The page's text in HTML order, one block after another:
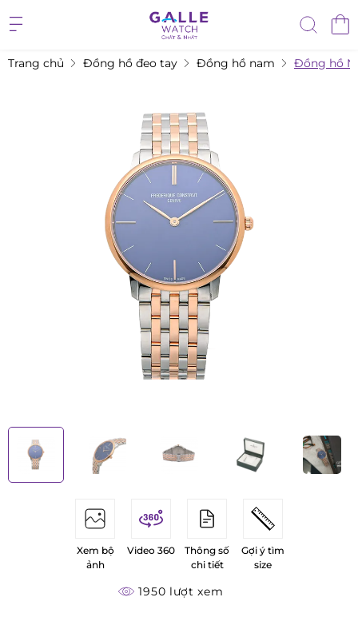
Trang chủ Đồng hồ đeo tay Đồng hồ nam Đồng hồ
Xem bộ
ảnh
Video 360
Thông số
chi tiết
Gợi ý tìm
size
1950 lượt xem